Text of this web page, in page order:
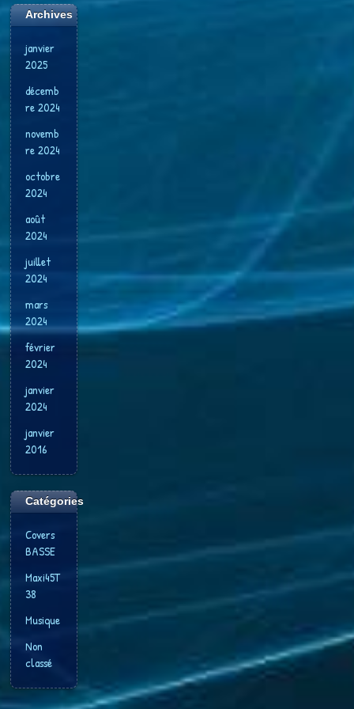
Archives
janvier
2025
décemb
re 2024
novemb
re 2024
octobre
2024
août
2024
juillet
2024
mars
2024
février
2024
janvier
2024
janvier
2016
Catégories
Covers
BASSE
Maxi45T
38
Musique
Non
classé